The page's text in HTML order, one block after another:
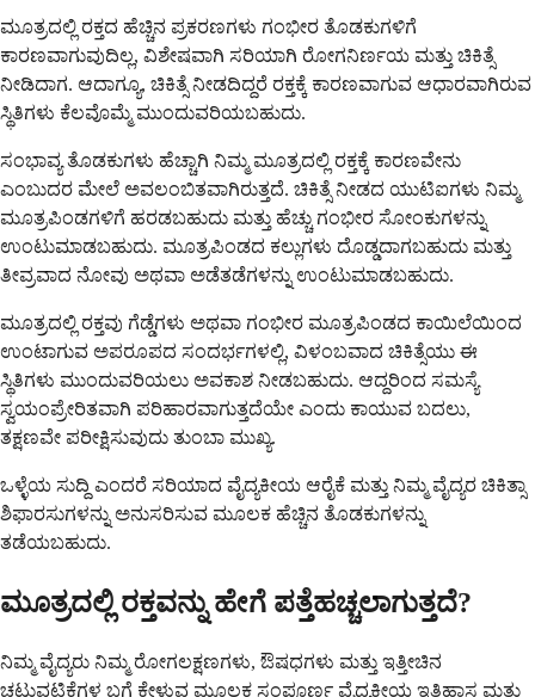
ಮೂತ್ರದಲ್ಲಿ ರಕ್ತದ ಹೆಚ್ಚಿನ ಪ್ರಕರಣಗಳು ಗಂಭೀರ ತೊಡಕುಗಳಿಗೆ
ಕಾರಣವಾಗುವುದಿಲ್ಲ, ವಿಶೇಷವಾಗಿ ಸರಿಯಾಗಿ ರೋಗನಿರ್ಣಯ ಮತ್ತು ಚಿಕಿತ್ಸೆ
ನೀಡಿದಾಗ. ಆದಾಗ್ಯೂ, ಚಿಕಿತ್ಸೆ ನೀಡದಿದ್ದರೆ ರಕ್ತಕ್ಕೆ ಕಾರಣವಾಗುವ ಆಧಾರವಾಗಿರುವ
ಸ್ಥಿತಿಗಳು ಕೆಲವೊಮ್ಮೆ ಮುಂದುವರಿಯಬಹುದು.
ಸಂಭಾವ್ಯ ತೊಡಕುಗಳು ಹೆಚ್ಚಾಗಿ ನಿಮ್ಮ ಮೂತ್ರದಲ್ಲಿ ರಕ್ತಕ್ಕೆ ಕಾರಣವೇನು
ಎಂಬುದರ ಮೇಲೆ ಅವಲಂಬಿತವಾಗಿರುತ್ತದೆ. ಚಿಕಿತ್ಸೆ ನೀಡದ ಯುಟಿಐಗಳು ನಿಮ್ಮ
ಮೂತ್ರಪಿಂಡಗಳಿಗೆ ಹರಡಬಹುದು ಮತ್ತು ಹೆಚ್ಚು ಗಂಭೀರ ಸೋಂಕುಗಳನ್ನು
ಉಂಟುಮಾಡಬಹುದು. ಮೂತ್ರಪಿಂಡದ ಕಲ್ಲುಗಳು ದೊಡ್ಡದಾಗಬಹುದು ಮತ್ತು
ತೀವ್ರವಾದ ನೋವು ಅಥವಾ ಅಡೆತಡೆಗಳನ್ನು ಉಂಟುಮಾಡಬಹುದು.
ಮೂತ್ರದಲ್ಲಿ ರಕ್ತವು ಗೆಡ್ಡೆಗಳು ಅಥವಾ ಗಂಭೀರ ಮೂತ್ರಪಿಂಡದ ಕಾಯಿಲೆಯಿಂದ
ಉಂಟಾಗುವ ಅಪರೂಪದ ಸಂದರ್ಭಗಳಲ್ಲಿ, ವಿಳಂಬವಾದ ಚಿಕಿತ್ಸೆಯು ಈ
ಸ್ಥಿತಿಗಳು ಮುಂದುವರಿಯಲು ಅವಕಾಶ ನೀಡಬಹುದು. ಆದ್ದರಿಂದ ಸಮಸ್ಯೆ
ಸ್ವಯಂಪ್ರೇರಿತವಾಗಿ ಪರಿಹಾರವಾಗುತ್ತದೆಯೇ ಎಂದು ಕಾಯುವ ಬದಲು,
ತಕ್ಷಣವೇ ಪರೀಕ್ಷಿಸುವುದು ತುಂಬಾ ಮುಖ್ಯ.
ಒಳ್ಳೆಯ ಸುದ್ದಿ ಎಂದರೆ ಸರಿಯಾದ ವೈದ್ಯಕೀಯ ಆರೈಕೆ ಮತ್ತು ನಿಮ್ಮ ವೈದ್ಯರ ಚಿಕಿತ್ಸಾ
ಶಿಫಾರಸುಗಳನ್ನು ಅನುಸರಿಸುವ ಮೂಲಕ ಹೆಚ್ಚಿನ ತೊಡಕುಗಳನ್ನು
ತಡೆಯಬಹುದು.
ಮೂತ್ರದಲ್ಲಿ ರಕ್ತವನ್ನು ಹೇಗೆ ಪತ್ತೆಹಚ್ಚಲಾಗುತ್ತದೆ?
ನಿಮ್ಮ ವೈದ್ಯರು ನಿಮ್ಮ ರೋಗಲಕ್ಷಣಗಳು, ಔಷಧಗಳು ಮತ್ತು ಇತ್ತೀಚಿನ
ಚಟುವಟಿಕೆಗಳ ಬಗ್ಗೆ ಕೇಳುವ ಮೂಲಕ ಸಂಪೂರ್ಣ ವೈದ್ಯಕೀಯ ಇತಿಹಾಸ ಮತ್ತು